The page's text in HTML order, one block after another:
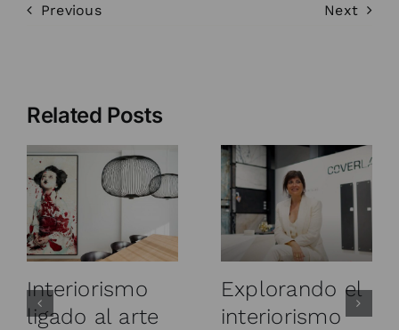
Previous Next
Related Posts
Interiorismo
ligado al arte
Explorando el
interiorismo